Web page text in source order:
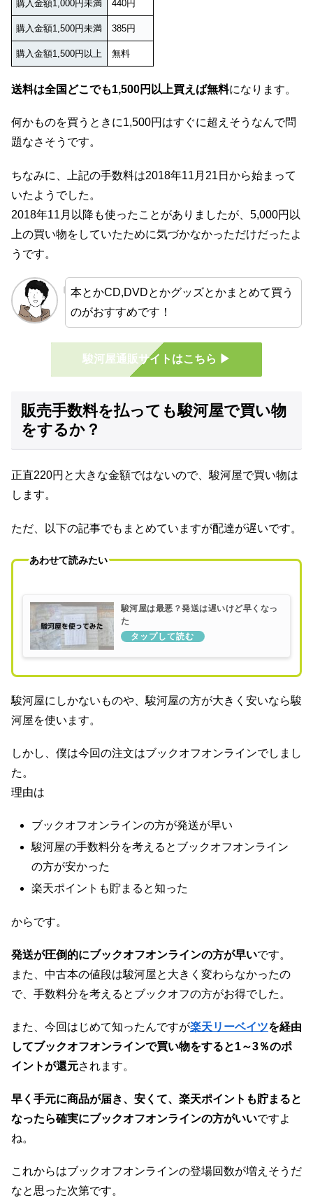
購入金額1,000円未満 440円
購入金額1,500円未満 385円
購入金額1,500円以上 無料
送料は全国どこでも1,500円以上買えば無料になります。
何かものを買うときに1,500円はすぐに超えそうなんで問
題なさそうです。
ちなみに、上記の手数料は2018年11月21日から始まって
いたようでした。
2018年11月以降も使ったことがありましたが、5,000円以
上の買い物をしていたために気づかなかっただけだったよ
うです。
本とかCD,DVDとかグッズとかまとめて買う
のがおすすめです！
駿河屋通販サイトはこちら ▶
販売手数料を払っても駿河屋で買い物
をするか？
正直220円と大きな金額ではないので、駿河屋で買い物は
します。
ただ、以下の記事でもまとめていますが配達が遅いです。
あわせて読みたい
駿河屋は最悪？発送は遅いけど早くなっ
た
駿河屋にしかないものや、駿河屋の方が大きく安いなら駿
河屋を使います。
しかし、僕は今回の注文はブックオフオンラインでしまし
た。
理由は
ブックオフオンラインの方が発送が早い
駿河屋の手数料分を考えるとブックオフオンライン
の方が安かった
楽天ポイントも貯まると知った
からです。
発送が圧倒的にブックオフオンラインの方が早いです。
また、中古本の値段は駿河屋と大きく変わらなかったの
で、手数料分を考えるとブックオフの方がお得でした。
また、今回はじめて知ったんですが楽天リーベイツを経由
してブックオフオンラインで買い物をすると1～3％のポ
イントが還元されます。
早く手元に商品が届き、安くて、楽天ポイントも貯まると
なったら確実にブックオフオンラインの方がいいですよ
ね。
これからはブックオフオンラインの登場回数が増えそうだ
なと思った次第です。